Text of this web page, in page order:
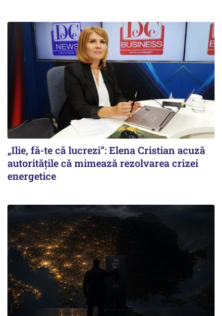
„Ilie, fă-te că lucrezi”: Elena Cristian acuză
autoritățile că mimează rezolvarea crizei
energetice